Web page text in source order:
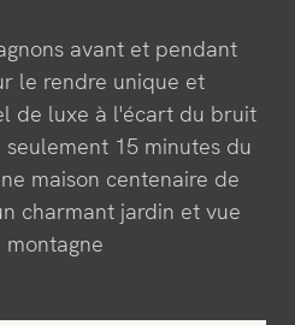
avant et pendant
le rendre unique et
de luxe à l'écart du bruit
15 minutes du
maison centenaire de
charmant jardin et vue
montagne